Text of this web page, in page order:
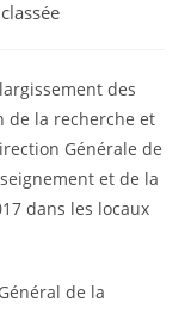
des
de la recherche et
Générale de
et de la
dans les locaux
de la